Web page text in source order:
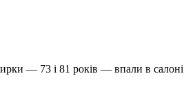
— 73 і 81 років — впали в